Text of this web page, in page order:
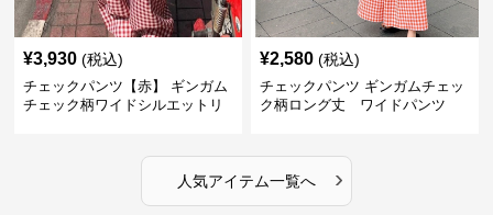
¥3,930 (税込)
チェックパンツ【赤】 ギンガム
チェック柄ワイドシルエットリ
¥2,580 (税込)
チェックパンツ ギンガムチェッ
ク柄ロング丈 ワイドパンツ
人気アイテム一覧へ ›